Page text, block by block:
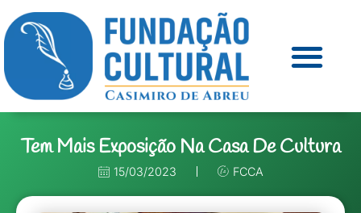
Tem Mais Exposição Na Casa De Cultura
15/03/2023 FCCA